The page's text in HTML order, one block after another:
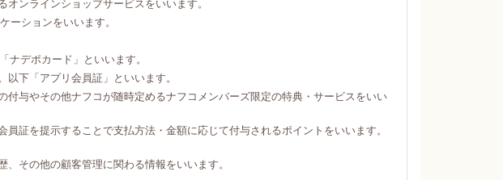
ンラインショップサービスをいいます。
ーションをいいます。
ナデポカード」といいます。
下「アプリ会員証」といいます。
与やその他ナフコが随時定めるナフコメンバーズ限定の特典・サービスをいい
証を提示することで支払方法・金額に応じて付与されるポイントをいいます。
その他の顧客管理に関わる情報をいいます。